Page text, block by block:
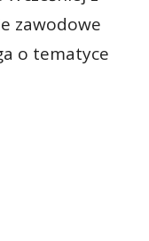
zawodowe
o tematyce